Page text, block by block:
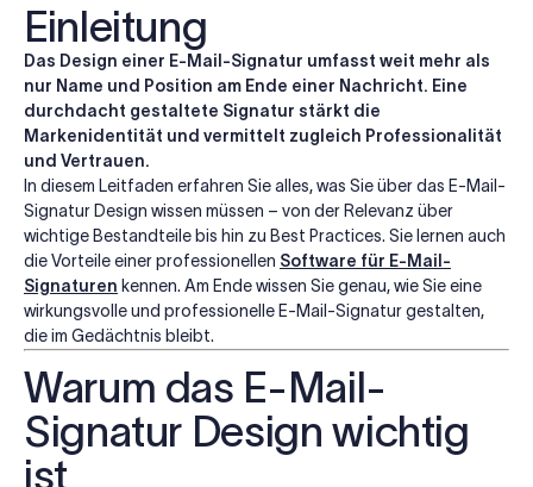
Einleitung
Das Design einer E-Mail-Signatur umfasst weit mehr als
nur Name und Position am Ende einer Nachricht. Eine
durchdacht gestaltete Signatur stärkt die
Markenidentität und vermittelt zugleich Professionalität
und Vertrauen.
In diesem Leitfaden erfahren Sie alles, was Sie über das E-Mail-
Signatur Design wissen müssen – von der Relevanz über
wichtige Bestandteile bis hin zu Best Practices. Sie lernen auch
die Vorteile einer professionellen Software für E-Mail-
Signaturen kennen. Am Ende wissen Sie genau, wie Sie eine
wirkungsvolle und professionelle E-Mail-Signatur gestalten,
die im Gedächtnis bleibt.
Warum das E-Mail-
Signatur Design wichtig
ist